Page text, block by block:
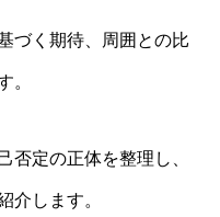
づく期待、周囲との比
。
否定の正体を整理し、
介します。